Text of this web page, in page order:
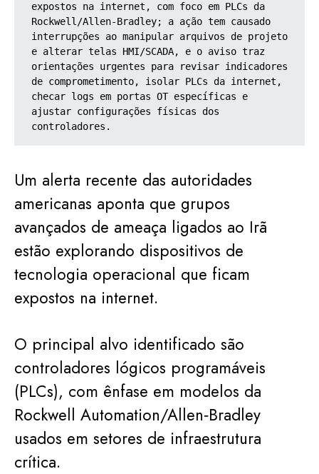
expostos na internet, com foco em PLCs da
Rockwell/Allen‑Bradley; a ação tem causado
interrupções ao manipular arquivos de projeto
e alterar telas HMI/SCADA, e o aviso traz
orientações urgentes para revisar indicadores
de comprometimento, isolar PLCs da internet,
checar logs em portas OT específicas e
ajustar configurações físicas dos
controladores.
Um alerta recente das autoridades
americanas aponta que grupos
avançados de ameaça ligados ao Irã
estão explorando dispositivos de
tecnologia operacional que ficam
expostos na internet.
O principal alvo identificado são
controladores lógicos programáveis
(PLCs), com ênfase em modelos da
Rockwell Automation/Allen‑Bradley
usados em setores de infraestrutura
crítica.